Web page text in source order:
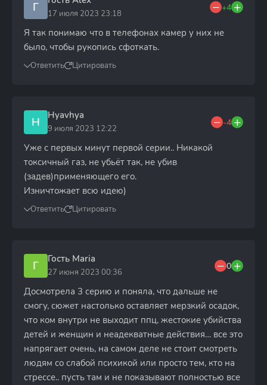
Г 17 июля 2023 23:18
+4
Я так понимаю что в телефонах камер у них не
было, чтобы рукопись сфоткать.
Ответить Цитировать
H Hyavhya
9 июля 2023 12:22
-4
Уже с первых минут первой серии.. Никакой
токсичный газ, не убьёт так, не убив
(задев)применяющего его.
Изничтожает всю идею)
Ответить Цитировать
Г Гость Maria
27 июня 2023 00:36
0
Досмотрела 3 серию и поняла, что дальше не
смогу, сюжет настолько оставляет мерзкий осадок,
что ком внутри не выходит ппц, жестокие убийства
детей и женщин и неадекватные действия… все это
напрягает очень, на самом деле не стоит смотреть
людям со слабой психикой или просто тем, кто на
стрессе.. пусть там и не показывают полностью все